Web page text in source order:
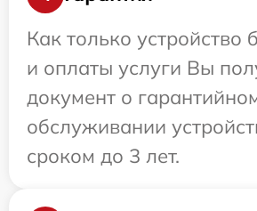
Как только устройство
и оплаты услуги Вы
документ о
обслуживании
сроком до 3 лет.